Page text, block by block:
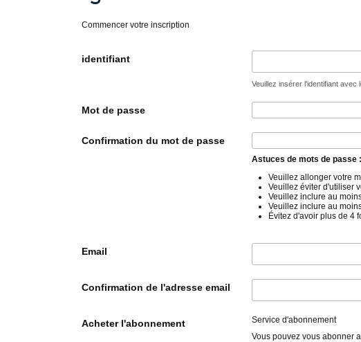
Commencer votre inscription
identifiant
Veuillez insérer l'identifiant
Mot de passe
Confirmation du mot de passe
Astuces de mots de passe :
Veuillez allonger votre
Veuillez éviter d'utiliser
Veuillez inclure au
Veuillez inclure au
Évitez d'avoir plus de 4
Email
Confirmation de l'adresse email
Acheter l'abonnement
Service d'abonnement
Vous pouvez vous abonner